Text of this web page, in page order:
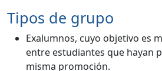
Tipos de grupo
Exalumnos, cuyo objetivo es
entre estudiantes que hayan
misma promoción.